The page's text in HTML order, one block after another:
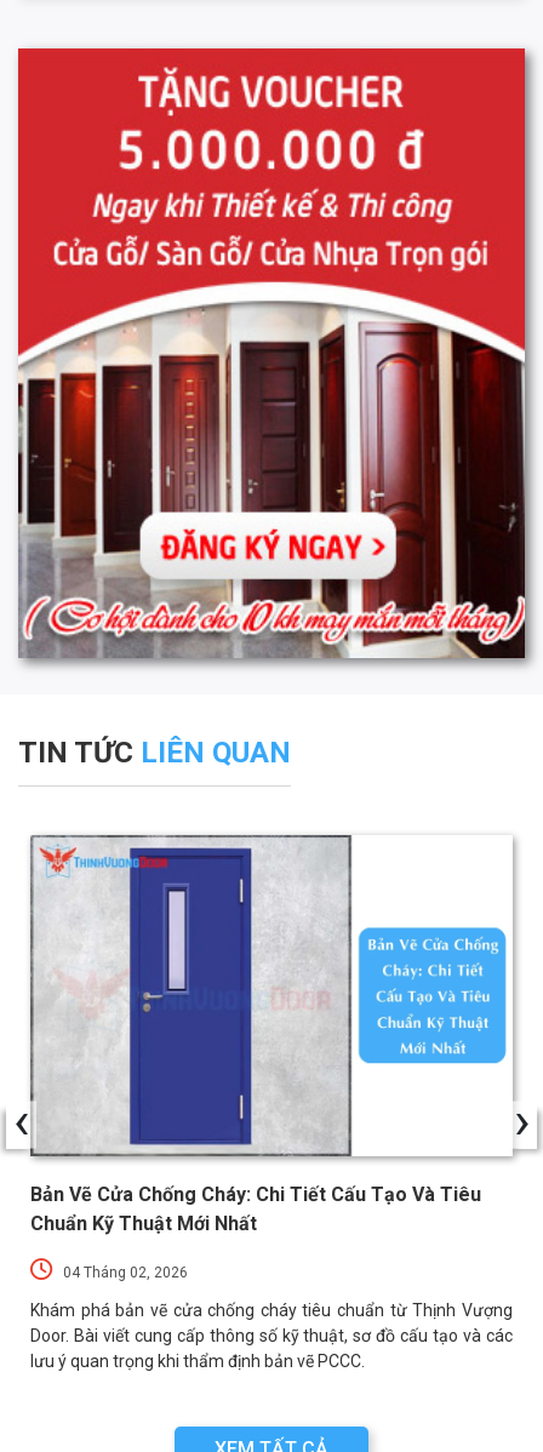
TIN TỨC LIÊN QUAN
Bản Vẽ Cửa Chống Cháy: Chi Tiết Cấu Tạo Và Tiêu
Chuẩn Kỹ Thuật Mới Nhất
04 Tháng 02, 2026
Khám phá bản vẽ cửa chống cháy tiêu chuẩn từ Thịnh Vượng
Door. Bài viết cung cấp thông số kỹ thuật, sơ đồ cấu tạo và các
lưu ý quan trọng khi thẩm định bản vẽ PCCC.
‹ ›